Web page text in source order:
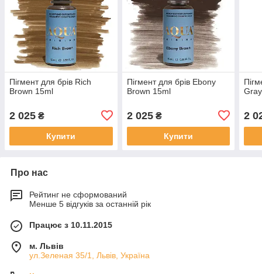
Пігмент для брів Rich
Brown 15ml
2 025 ₴
Купити
Пігмент для брів Ebony
Brown 15ml
2 025₴
Купити
2
Про нас
Рейтинг не сформований
Менше 5 відгуків за останній рік
Працює з 10.11.2015
м. Львів
ул.Зеленая 35/1, Львів, Україна